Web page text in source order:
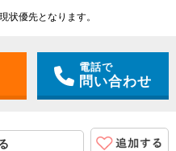
状優先となります。
電話で
問い合わせ